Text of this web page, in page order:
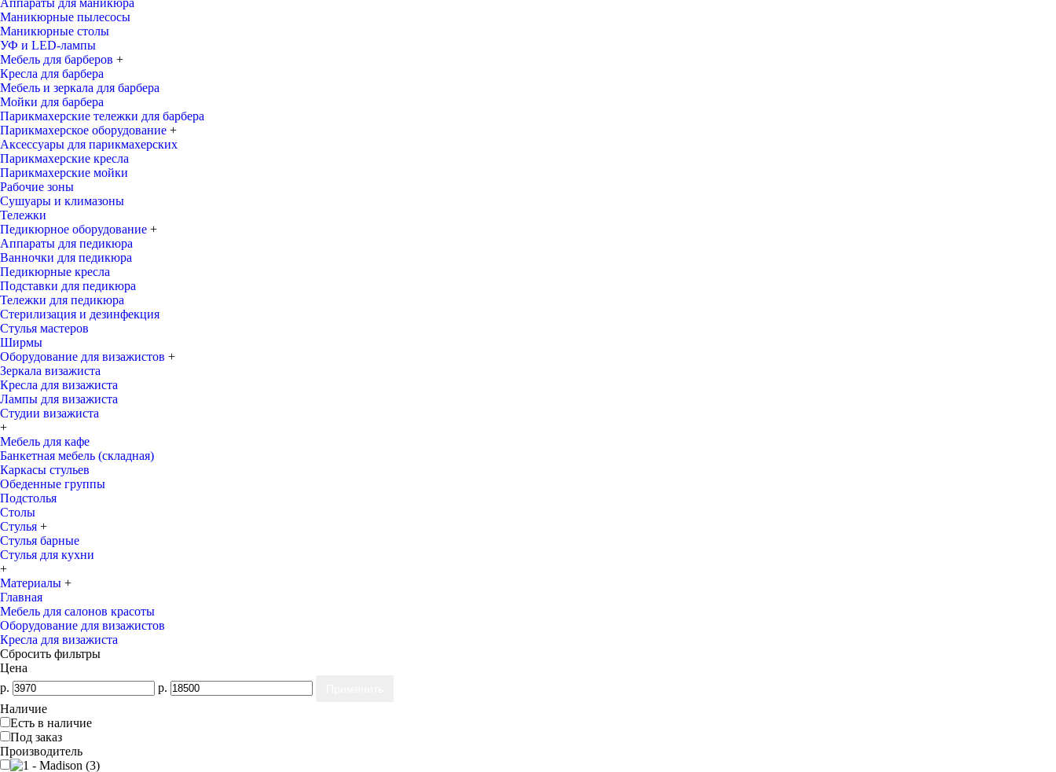
Аппараты для маникюра
Маникюрные пылесосы
Маникюрные столы
УФ и LED-лампы
Мебель для барберов +
Кресла для барбера
Мебель и зеркала для барбера
Мойки для барбера
Парикмахерские тележки для барбера
Парикмахерское оборудование +
Аксессуары для парикмахерских
Парикмахерские кресла
Парикмахерские мойки
Рабочие зоны
Сушуары и климазоны
Тележки
Педикюрное оборудование +
Аппараты для педикюра
Ванночки для педикюра
Педикюрные кресла
Подставки для педикюра
Тележки для педикюра
Стерилизация и дезинфекция
Стулья мастеров
Ширмы
Оборудование для визажистов +
Зеркала визажиста
Кресла для визажиста
Лампы для визажиста
Студии визажиста
+
Мебель для кафе
Банкетная мебель (складная)
Каркасы стульев
Обеденные группы
Подстолья
Столы
Стулья +
Стулья барные
Стулья для кухни
+
Материалы +
Главная
Мебель для салонов красоты
Оборудование для визажистов
Кресла для визажиста
Сбросить фильтры
Цена
р.
р.
Наличие
Есть в наличие
Под заказ
Производитель